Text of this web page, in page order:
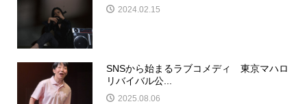
2024.02.15
SNSから始まるラブコメディ 東京マハロ
リバイバル公...
2025.08.06